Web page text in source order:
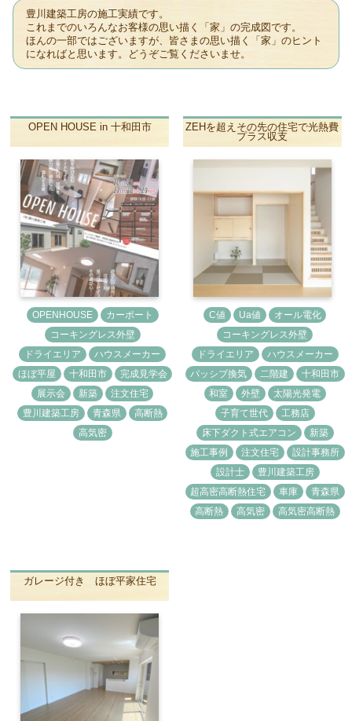
豊川建築工房の施工実績です。
これまでのいろんなお客様の思い描く「家」の完成図です。
ほんの一部ではございますが、皆さまの思い描く「家」のヒント
になればと思います。どうぞご覧くださいませ。
OPEN HOUSE in 十和田市
OPENHOUSE カーポート
コーキングレス外壁
ドライエリア ハウスメーカー
ほぼ平屋 十和田市 完成見学会
展示会 新築 注文住宅
豊川建築工房 青森県 高断熱
高気密
ZEHを超えその先の住宅で光熱費
プラス収支
C値 Ua値 オール電化
コーキングレス外壁
ドライエリア ハウスメーカー
パッシブ換気 二階建 十和田市
和室 外壁 太陽光発電
子育て世代 工務店
床下ダクト式エアコン 新築
施工事例 注文住宅 設計事務所
設計士 豊川建築工房
超高密高断熱住宅 車庫 青森県
高断熱 高気密 高気密高断熱
ガレージ付き ほぼ平家住宅